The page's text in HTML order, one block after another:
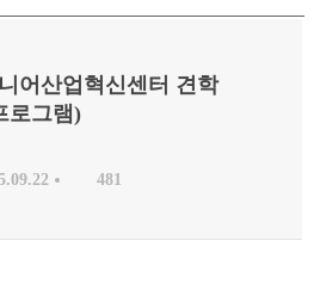
어산업혁신센터 견학
로그램)
481